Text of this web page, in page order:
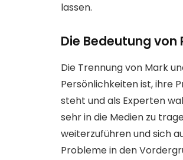
lassen.
Die Bedeutung
Die Trennung von Mark
Persönlichkeiten ist, ihre
steht und als Experten
sehr in die Medien zu
weiterzuführen und sich
Probleme in den